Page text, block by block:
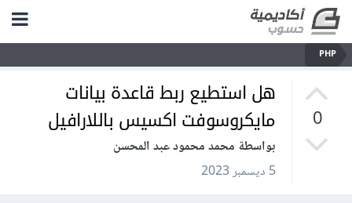
PHP
0
هل استطيع ربط قاعدة بيانات
مايكروسوفت اكسيس باللارافيل
بواسطة محمد محمود عبد المحسن
5 ديسمبر 2023